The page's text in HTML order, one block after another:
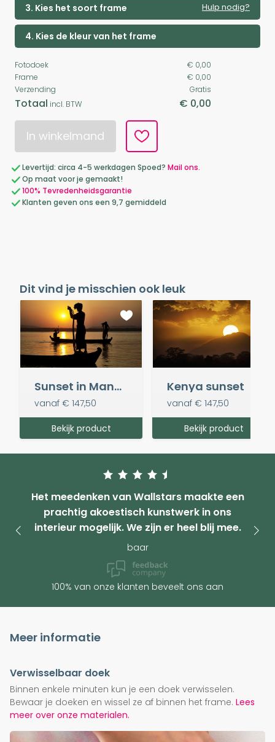
3. Kies het soort frame Hulp nodig?
4. Kies de kleur van het frame
Fotodoek
€ 0,00
Frame
€ 0,00
Verzending
Gratis
Totaal incl. BTW € 0,00
In winkelmand
Levertijd: circa 4-5 werkdagen Spoed? Mail ons.
Op maat voor je gemaakt!
100% Tevredenheidsgarantie
Klanten geven ons een 9,7 gemiddeld
Dit vind je misschien ook leuk
Sunset in Mandalay, Myanmar
vanaf € 147,50
Bekijk product
Kenya sunset
vanaf € 147,50
Bekijk product
Het meedenken van Wallstars maakte een
prachtig akoestisch kunstwerk in ons
interieur mogelijk. We zijn er heel blij mee.
baar
100% van onze klanten beveelt ons aan
Meer informatie
Verwisselbaar doek
Binnen enkele minuten kun je een doek verwisselen.
Bewaar je doeken en wissel ze af binnen het frame. Lees
meer over onze materialen.